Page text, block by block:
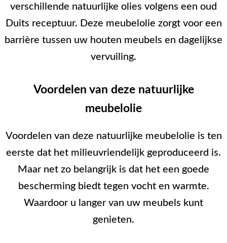
verschillende natuurlijke olies volgens een oud
Duits receptuur. Deze meubelolie zorgt voor een
barrière tussen uw houten meubels en dagelijkse
vervuiling.
Voordelen van deze natuurlijke
meubelolie
Voordelen van deze natuurlijke meubelolie is ten
eerste dat het milieuvriendelijk geproduceerd is.
Maar net zo belangrijk is dat het een goede
bescherming biedt tegen vocht en warmte.
Waardoor u langer van uw meubels kunt
genieten.